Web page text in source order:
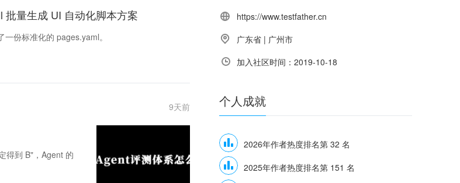
量生成 UI 自动化脚本方案
份标准化的 pages.yaml。
9天前
得到 B"，Agent 的
https://www.testfather.cn
广东省 | 广州市
加入社区时间：2019-10-18
个人成就
2026年作者热度排名第 32 名
2025年作者热度排名第 151 名